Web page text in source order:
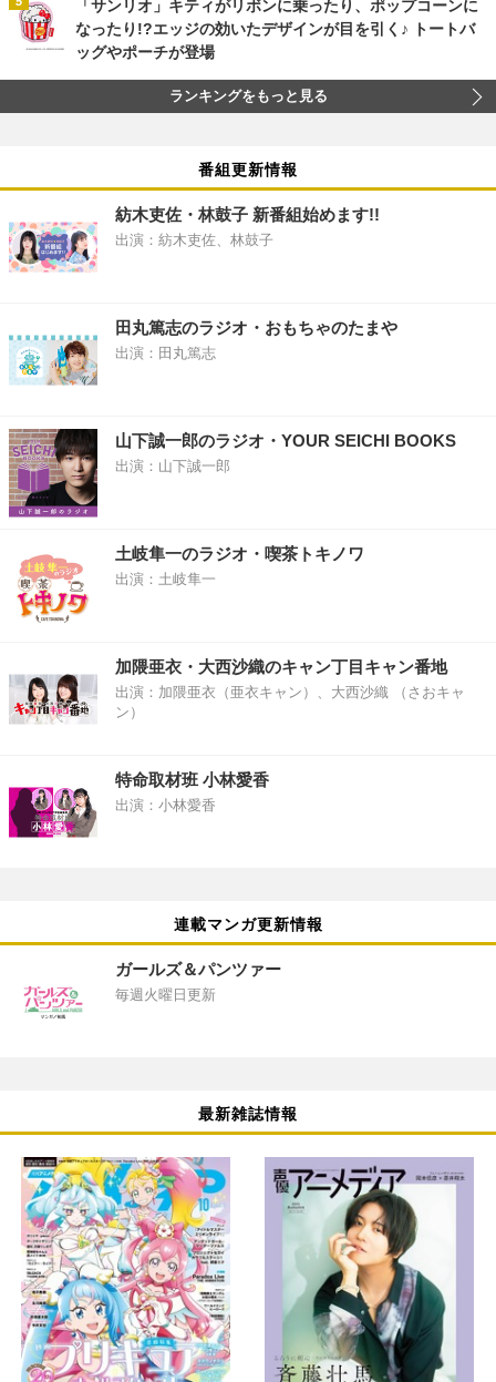
「サンリオ」キティがリボンに乗ったり、ポップコーンに
なったり!?エッジの効いたデザインが目を引く♪ トートバ
ッグやポーチが登場
ランキングをもっと見る
番組更新情報
紡木吏佐・林鼓子 新番組始めます!!
出演：紡木吏佐、林鼓子
田丸篤志のラジオ・おもちゃのたまや
出演：田丸篤志
山下誠一郎のラジオ・YOUR SEICHI BOOKS
出演：山下誠一郎
土岐隼一のラジオ・喫茶トキノワ
出演：土岐隼一
加隈亜衣・大西沙織のキャン丁目キャン番地
出演：加隈亜衣（亜衣キャン）、大西沙織 （さおキャ
ン）
特命取材班 小林愛香
出演：小林愛香
連載マンガ更新情報
ガールズ＆パンツァー
毎週火曜日更新
最新雑誌情報